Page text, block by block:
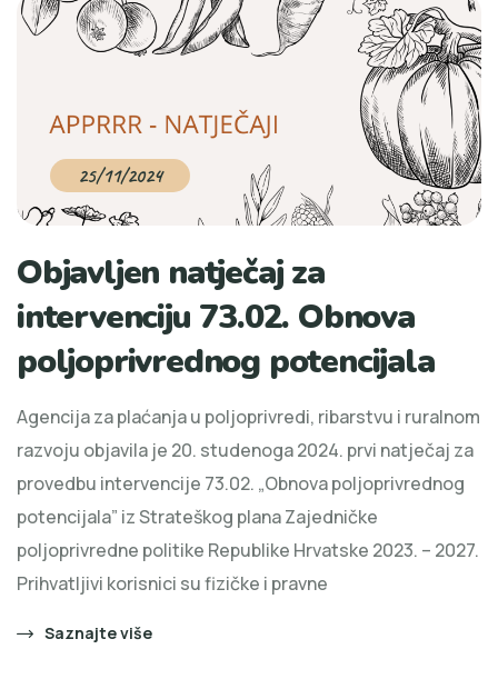
25/11/2024
Objavljen natječaj za
intervenciju 73.02. Obnova
poljoprivrednog potencijala
Agencija za plaćanja u poljoprivredi, ribarstvu i ruralnom
razvoju objavila je 20. studenoga 2024. prvi natječaj za
provedbu intervencije 73.02. „Obnova poljoprivrednog
potencijala” iz Strateškog plana Zajedničke
poljoprivredne politike Republike Hrvatske 2023. – 2027.
Prihvatljivi korisnici su fizičke i pravne
Saznajte više